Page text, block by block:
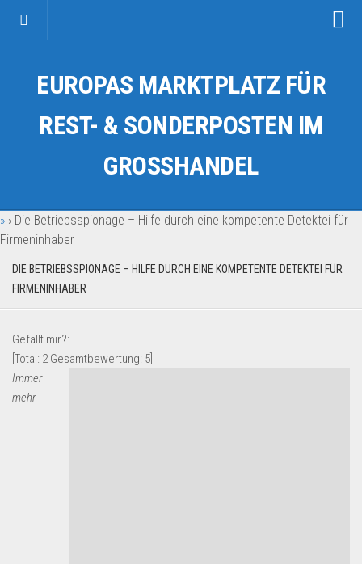
Kategorien
Auto & Motorrad
Fahrzeuge & Transport
Garten & Werkzeug
Geschäft, Büro & Schreibwaren
Geschenkartikel
Kosmetik & Pflege
EUROPAS MARKTPLATZ FÜR
REST- & SONDERPOSTEN IM
GROSSHANDEL
» › Die Betriebsspionage – Hilfe durch eine kompetente Detektei für
Firmeninhaber
DIE BETRIEBSSPIONAGE – HILFE DURCH EINE KOMPETENTE DETEKTEI FÜR
FIRMENINHABER
Gefällt mir?:
[Total: 2Gesamtbewertung: 5
Immer
mehr